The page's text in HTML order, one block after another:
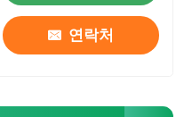
연락처